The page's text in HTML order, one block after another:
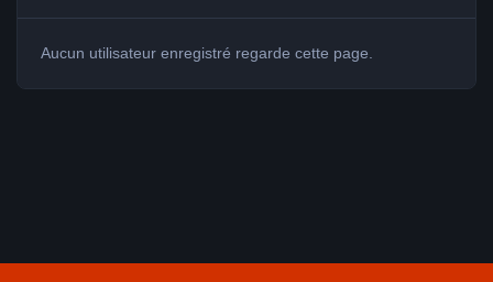
Aucun utilisateur enregistré regarde cette page.